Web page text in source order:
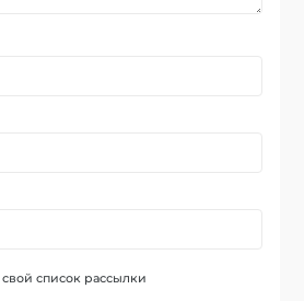
список рассылки